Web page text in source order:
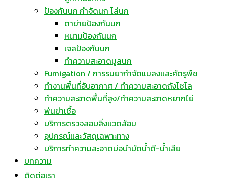
ป้องกันนก กำจัดนก ไล่นก
ตาข่ายป้องกันนก
หนามป้องกันนก
เจลป้องกันนก
ทำความสะอาดมูลนก
Fumigation / การรมยากำจัดแมลงและศัตรูพืช
ทำงานพื้นที่อับอากาศ / ทำความสะอาดถังไซโล
ทำความสะอาดพื้นที่สูง/ทำความสะอาดหยากไย่
พ่นฆ่าเชื้อ
บริการตรวจสอบสิ่งแวดล้อม
อุปกรณ์และวัสดุเฉพาะทาง
บริการทำความสะอาดบ่อบำบัดน้ำดี-น้ำเสีย
บทความ
ติดต่อเรา